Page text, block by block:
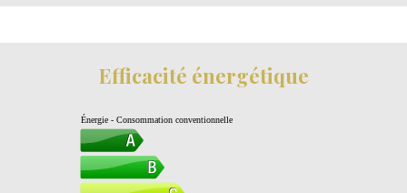
Efficacité énergétique
Énergie - Consommation conventionnelle